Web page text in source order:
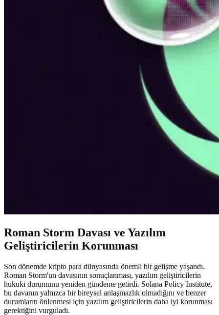
Roman Storm Davası ve Yazılım
Geliştiricilerin Korunması
Son dönemde kripto para dünyasında önemli bir gelişme yaşandı.
Roman Storm'un davasının sonuçlanması, yazılım geliştiricilerin
hukuki durumunu yeniden gündeme getirdi. Solana Policy Institute,
bu davanın yalnızca bir bireysel anlaşmazlık olmadığını ve benzer
durumların önlenmesi için yazılım geliştiricilerin daha iyi korunması
gerektiğini vurguladı.